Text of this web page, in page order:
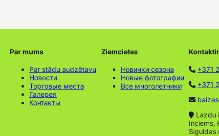
Par mums
Par stādu audzētavu
Новости
Торговые места
Галерея
Контакты
Ziemcietes
Новинки сезона
Новые фотографии
Все многолетники
+371
+371
Lazdu
Inciems,
Siguldas